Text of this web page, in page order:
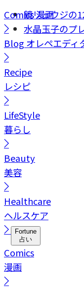
鏡リュウジの
水晶玉子のプ
Comics漫画
Blog オレペエディ
Recipe
レシピ
LifeStyle
暮らし
Beauty
美容
Healthcare
ヘルスケア
Fortune
占い
Comics
漫画